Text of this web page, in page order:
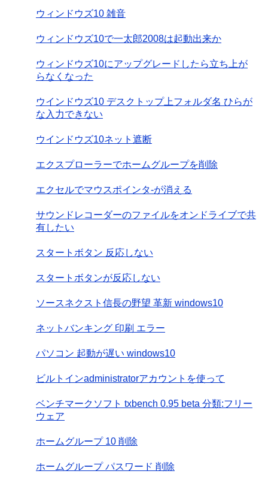
ウィンドウズ10 雑音
ウィンドウズ10で一太郎2008は起動出来か
ウィンドウズ10にアップグレードしたら立ち上が
らなくなった
ウインドウズ10 デスクトップ上フォルダ名 ひらが
な入力できない
ウインドウズ10ネット遮断
エクスプローラーでホームグループを削除
エクセルでマウスポインタ-が消える
サウンドレコーダーのファイルをオンドライブで共
有したい
スタートボタン 反応しない
スタートボタンが反応しない
ソースネクスト信長の野望 革新 windows10
ネットバンキング 印刷 エラー
パソコン 起動が遅い windows10
ビルトインadministratorアカウントを使って
ベンチマークソフト txbench 0.95 beta 分類:フリー
ウェア
ホームグループ 10 削除
ホームグループ パスワード 削除